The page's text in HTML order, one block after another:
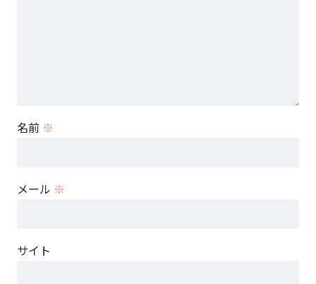
名前 ※
メール ※
サイト